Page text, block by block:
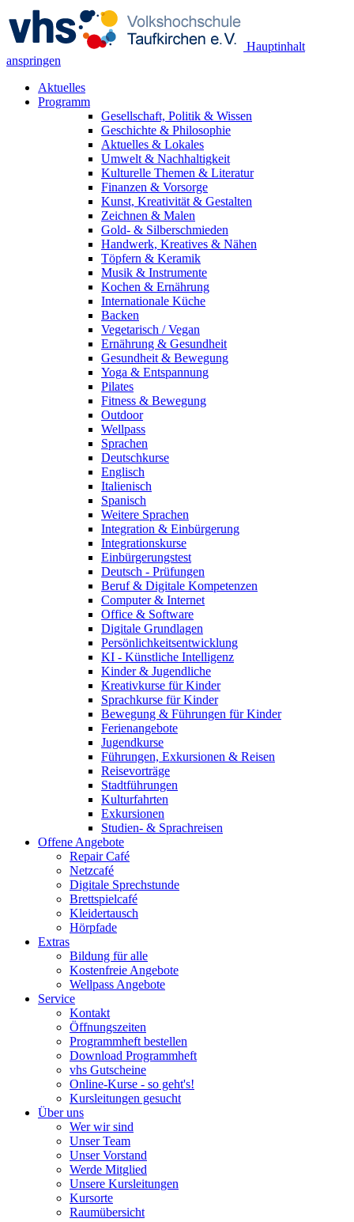
Hauptinhalt
anspringen
Aktuelles
Programm
Gesellschaft, Politik & Wissen
Geschichte & Philosophie
Aktuelles & Lokales
Umwelt & Nachhaltigkeit
Kulturelle Themen & Literatur
Finanzen & Vorsorge
Kunst, Kreativität & Gestalten
Zeichnen & Malen
Gold- & Silberschmieden
Handwerk, Kreatives & Nähen
Töpfern & Keramik
Musik & Instrumente
Kochen & Ernährung
Internationale Küche
Backen
Vegetarisch / Vegan
Ernährung & Gesundheit
Gesundheit & Bewegung
Yoga & Entspannung
Pilates
Fitness & Bewegung
Outdoor
Wellpass
Sprachen
Deutschkurse
Englisch
Italienisch
Spanisch
Weitere Sprachen
Integration & Einbürgerung
Integrationskurse
Einbürgerungstest
Deutsch - Prüfungen
Beruf & Digitale Kompetenzen
Computer & Internet
Office & Software
Digitale Grundlagen
Persönlichkeitsentwicklung
KI - Künstliche Intelligenz
Kinder & Jugendliche
Kreativkurse für Kinder
Sprachkurse für Kinder
Bewegung & Führungen für Kinder
Ferienangebote
Jugendkurse
Führungen, Exkursionen & Reisen
Reisevorträge
Stadtführungen
Kulturfahrten
Exkursionen
Studien- & Sprachreisen
Offene Angebote
Repair Café
Netzcafé
Digitale Sprechstunde
Brettspielcafé
Kleidertausch
Hörpfade
Extras
Bildung für alle
Kostenfreie Angebote
Wellpass Angebote
Service
Kontakt
Öffnungszeiten
Programmheft bestellen
Download Programmheft
vhs Gutscheine
Online-Kurse - so geht's!
Kursleitungen gesucht
Über uns
Wer wir sind
Unser Team
Unser Vorstand
Werde Mitglied
Unsere Kursleitungen
Kursorte
Raumübersicht